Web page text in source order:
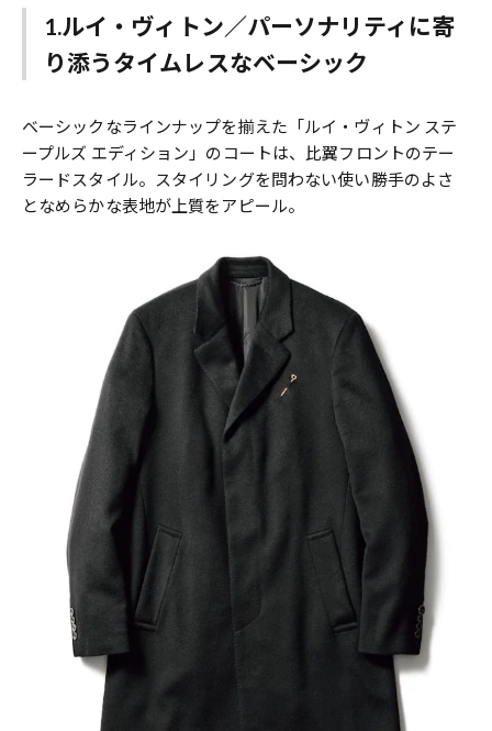
1.ルイ・ヴィトン／パーソナリティに寄
り添うタイムレスなベーシック
ベーシックなラインナップを揃えた「ルイ・ヴィトン ステ
ープルズ エディション」のコートは、比翼フロントのテー
ラードスタイル。スタイリングを問わない使い勝手のよさ
となめらかな表地が上質をアピール。